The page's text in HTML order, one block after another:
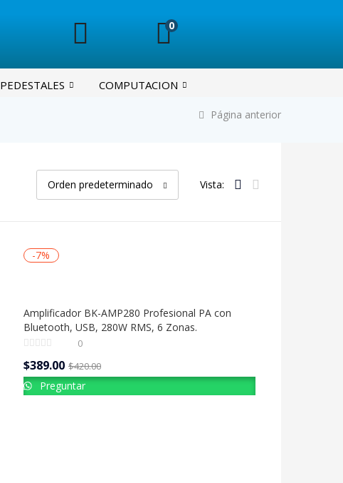
0
PEDESTALES
COMPUTACION
Página anterior
Orden predeterminado Vista:
-7%
Amplificador BK-AMP280 Profesional PA con
Bluetooth, USB, 280W RMS, 6 Zonas.
0
$389.00 $420.00
Preguntar